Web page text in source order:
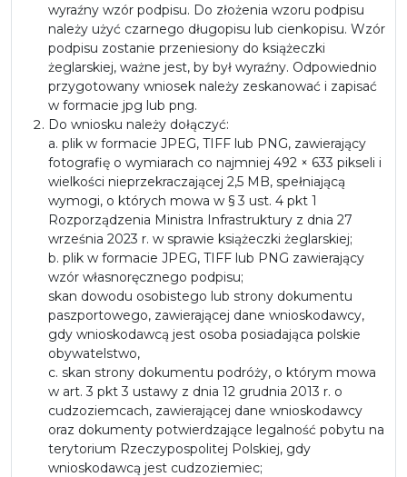
wyraźny wzór podpisu. Do złożenia wzoru podpisu
należy użyć czarnego długopisu lub cienkopisu. Wzór
podpisu zostanie przeniesiony do książeczki
żeglarskiej, ważne jest, by był wyraźny. Odpowiednio
przygotowany wniosek należy zeskanować i zapisać
w formacie jpg lub png.
Do wniosku należy dołączyć:
a. plik w formacie JPEG, TIFF lub PNG, zawierający
fotografię o wymiarach co najmniej 492 × 633 pikseli i
wielkości nieprzekraczającej 2,5 MB, spełniającą
wymogi, o których mowa w § 3 ust. 4 pkt 1
Rozporządzenia Ministra Infrastruktury z dnia 27
września 2023 r. w sprawie książeczki żeglarskiej;
b. plik w formacie JPEG, TIFF lub PNG zawierający
wzór własnoręcznego podpisu;
skan dowodu osobistego lub strony dokumentu
paszportowego, zawierającej dane wnioskodawcy,
gdy wnioskodawcą jest osoba posiadająca polskie
obywatelstwo,
c. skan strony dokumentu podróży, o którym mowa
w art. 3 pkt 3 ustawy z dnia 12 grudnia 2013 r. o
cudzoziemcach, zawierającej dane wnioskodawcy
oraz dokumenty potwierdzające legalność pobytu na
terytorium Rzeczypospolitej Polskiej, gdy
wnioskodawcą jest cudzoziemiec;